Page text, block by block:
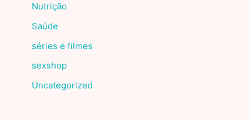
Nutrição
Saúde
séries e filmes
sexshop
Uncategorized